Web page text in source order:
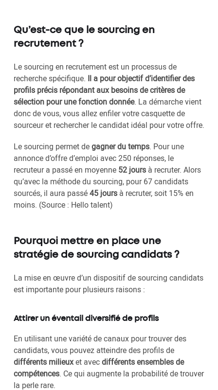
Qu’est-ce que le sourcing en
recrutement ?
Le sourcing en recrutement est un processus de
recherche spécifique. Il a pour objectif d’identifier des
profils précis répondant aux besoins de critères de
sélection pour une fonction donnée. La démarche vient
donc de vous, vous allez enfiler votre casquette de
sourceur et rechercher le candidat idéal pour votre offre.
Le sourcing permet degagner du temps. Pour une
annonce d’offre d’emploi avec 250 réponses, le
recruteur a passé en moyenne 52 jours à recruter. Alors
qu’avec la méthode du sourcing, pour 67 candidats
sourcés, il aura passé45 jours à recruter, soit 15% en
moins. (Source : Hello talent)
Pourquoi mettre en place une
stratégie de sourcing candidats ?
La mise en œuvre d’un dispositif de sourcing candidats
est importante pour plusieurs raisons :
Attirer un éventail diversifié de profils
En utilisant une variété de canaux pour trouver des
candidats, vous pouvez atteindre des profils de
différents milieuxet avecdifférents ensembles de
compétences. Ce qui augmente la probabilité de trouver
la perle rare.